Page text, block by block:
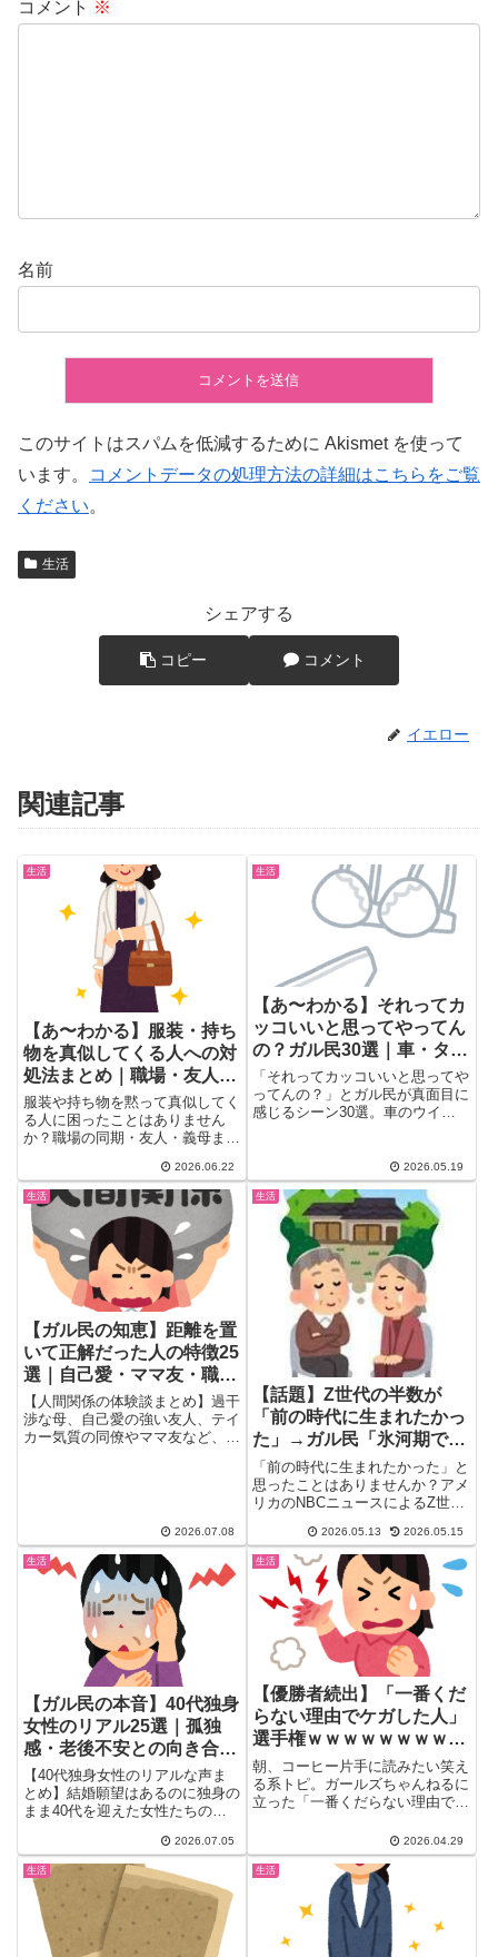
コメント ※
名前
このサイトはスパムを低減するために Akismet を使って
います。
コメントデータの処理方法の詳細はこちらをご覧
ください。
生活
シェアする
コピー コメント
イエロー
関連記事
生活
【あ〜わかる】服装・持ち
物を真似してくる人への対
処法まとめ｜職場・友人・
義母の撃退術20選
服装や持ち物を黙って真似してく
る人に困ったことはありません
か？職場の同期・友人・義母ま
ブジョブズ方式」「会社ではユニ
クロに徹する」「フェイク作戦」
など撃退テクニック20選をまと
めました。
2026.06.22
生活
【あ〜わかる】それってカ
ッコいいと思ってやってん
の？ガル民30選｜車・タバ
コ・ファッション
「それってカッコいいと思ってや
ってんの？」とガル民が真面目に
感じるシーン30選。車のウイン
つけているつもりが周囲から引か
れている行動のあるあるを一気に
まとめ。車・タバコ・ファッショ
ン・態度の4カテゴリで徹底比
較。
2026.05.19
生活
【ガル民の知恵】距離を置
いて正解だった人の特徴25
選｜自己愛・ママ友・職場
の人間関係まとめ
【人間関係の体験談まとめ】過干
渉な母、自己愛の強い友人、テイ
カー気質の同僚やママ友など、距
い本音を一気にチェックできま
す。
2026.07.08
生活
【話題】Z世代の半数が
「前の時代に生まれたかっ
た」→ガル民「氷河期で出
直してこい」「男尊女卑に
耐えられる？」｜ガル民の
反応まとめ
「前の時代に生まれたかった」と
思ったことはありませんか？アメ
リカのNBCニュースによるZ世代
2026.05.13 2026.05.15
生活
【ガル民の本音】40代独身
女性のリアル25選｜孤独
感・老後不安との向き合い
方
【40代独身女性のリアルな声ま
とめ】結婚願望はあるのに独身の
まま40代を迎えた女性たちの本
感、「奥さん」呼びのあるある、
老後の不安との向き合い方、独身
生活を楽しむ人の共通点まで、検
索しても出てこないガル民のリア
ルな声を一気にチェック。
2026.07.05
生活
【優勝者続出】「一番くだ
らない理由でケガした人」
選手権ｗｗｗｗｗｗｗｗｗ
ｗｗｗｗｗｗｗｗｗｗ
朝、コーヒー片手に読みたい笑え
る系トピ。ガールズちゃんねるに
立った「一番くだらない理由でケ
2026.04.29
生活 生活